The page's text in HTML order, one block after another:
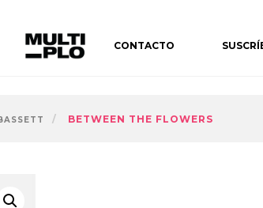
CONTACTO
BETWEEN THE FLOWERS